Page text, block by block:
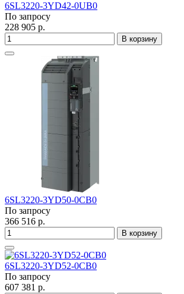
6SL3220-3YD42-0UB0
По запросу
228 905 р.
В корзину
6SL3220-3YD50-0CB0
По запросу
366 516 р.
В корзину
6SL3220-3YD52-0CB0
По запросу
607 381 р.